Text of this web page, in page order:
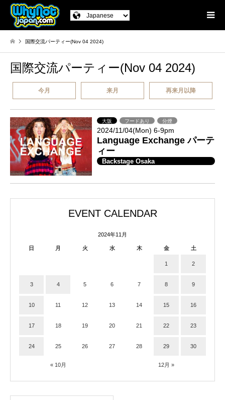
国際交流パーティー(Nov 04 2024)
国際交流パーティー(Nov 04 2024)
今月 来月 再来月以降
大阪 フードあり 分煙
2024/11/04(Mon) 6-9pm
Language Exchange パーテ
ィー
Backstage Osaka
EVENT CALENDAR
2024年11月
日 月 火 水 木 金 土
« 10月 12月 »
1 2
3 4 5 6 7 8 9
10 11 12 13 14 15 16
17 18 19 20 21 22 23
24 25 26 27 28 29 30